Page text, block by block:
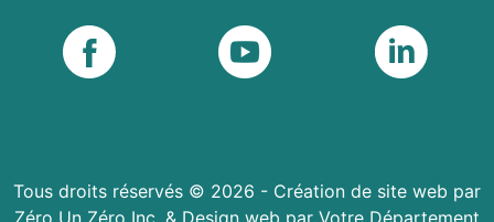
Tous droits réservés © 2026 - Création de site web par